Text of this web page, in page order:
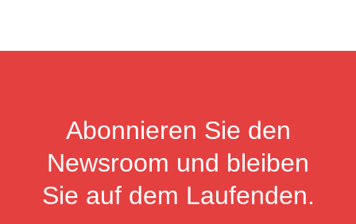
Abonnieren Sie den
Newsroom und bleiben
Sie auf dem Laufenden.